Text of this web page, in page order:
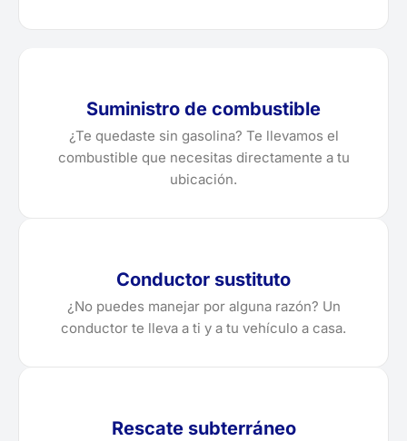
Suministro de combustible
¿Te quedaste sin gasolina? Te llevamos el
combustible que necesitas directamente a tu
ubicación.
Conductor sustituto
¿No puedes manejar por alguna razón? Un
conductor te lleva a ti y a tu vehículo a casa.
Rescate subterráneo